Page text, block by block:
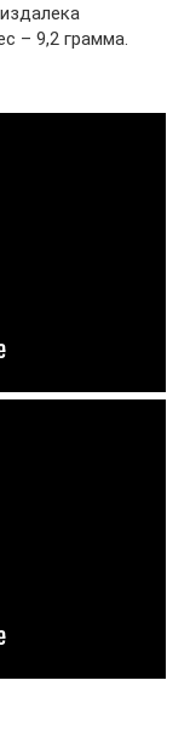
– 9,2 грамма.